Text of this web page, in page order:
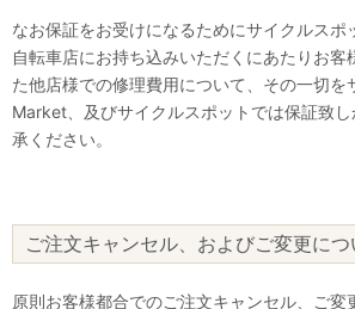
なお保証をお受けになるためにサイクルスポ
自転車店にお持ち込みいただくにあたりお客
た他店様での修理費用について、その一切を
Market、及びサイクルスポットでは保証致
承ください。
ご注文キャンセル、およびご変更につ
原則お客様都合でのご注文キャンセル、ご変